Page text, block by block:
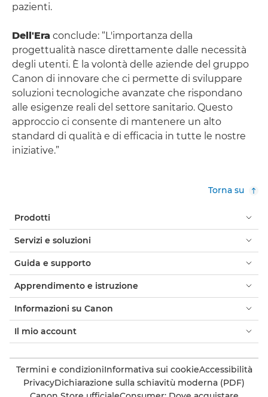
pazienti.
Dell'Era conclude: “L'importanza della
progettualità nasce direttamente dalle necessità
degli utenti. È la volontà delle aziende del gruppo
Canon di innovare che ci permette di sviluppare
soluzioni tecnologiche avanzate che rispondano
alle esigenze reali del settore sanitario. Questo
approccio ci consente di mantenere un alto
standard di qualità e di efficacia in tutte le nostre
iniziative.”
Torna su
Prodotti
Servizi e soluzioni
Guida e supporto
Apprendimento e istruzione
Informazioni su Canon
Il mio account
Termini e condizioniInformativa sui cookieAccessibilità
PrivacyDichiarazione sulla schiavitù moderna (PDF)